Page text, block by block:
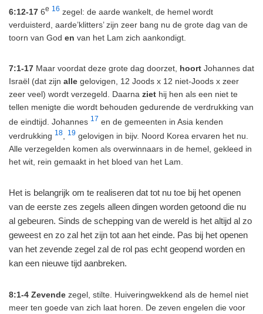
6:12-17 6e 16 zegel: de aarde wankelt, de hemel wordt
verduisterd, aarde’klitters’ zijn zeer bang nu de grote dag van de
toorn van God en van het Lam zich aankondigt.
7:1-17 Maar voordat deze grote dag doorzet, hoort Johannes dat
Israël (dat zijn alle gelovigen, 12 Joods x 12 niet-Joods x zeer
zeer veel) wordt verzegeld. Daarna ziet hij hen als een niet te
tellen menigte die wordt behouden gedurende de verdrukking van
de eindtijd. Johannes 17 en de gemeenten in Asia kenden
verdrukking 18 19 gelovigen in bijv. Noord Korea ervaren het nu.
Alle verzegelden komen als overwinnaars in de hemel, gekleed in
het wit, rein gemaakt in het bloed van het Lam.
Het is belangrijk om te realiseren dat tot nu toe bij het openen
van de eerste zes zegels alleen dingen worden getoond die nu
al gebeuren. Sinds de schepping van de wereld is het altijd al zo
geweest en zo zal het zijn tot aan het einde. Pas bij het openen
van het zevende zegel zal de rol pas echt geopend worden en
kan een nieuwe tijd aanbreken.
8:1-4 Zevende zegel, stilte. Huiveringwekkend als de hemel niet
meer ten goede van zich laat horen. De zeven engelen die voor